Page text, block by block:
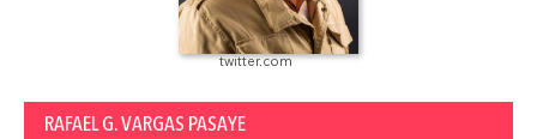
twitter.com
RAFAEL G. VARGAS PASAYE